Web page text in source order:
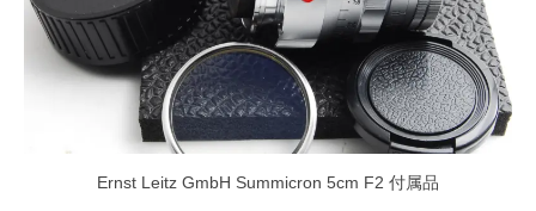
Ernst Leitz GmbH Summicron 5cm F2 付属品